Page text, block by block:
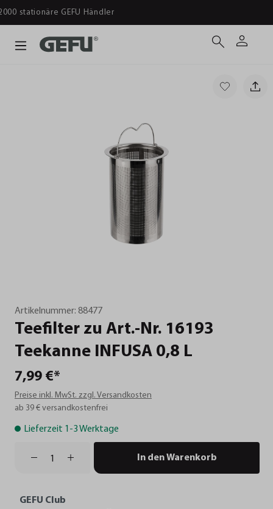
Ab 39 € versandkostenfrei
Artikelnummer: 88477
Teefilter zu Art.-Nr. 16193
Teekanne
INFUSA 0,8 L
7,99 €*
Preise inkl. MwSt. zzgl. Versandkosten
ab 39 € versandkostenfrei
Lieferzeit 1-3 Werktage
In den Warenkorb
GEFU Club